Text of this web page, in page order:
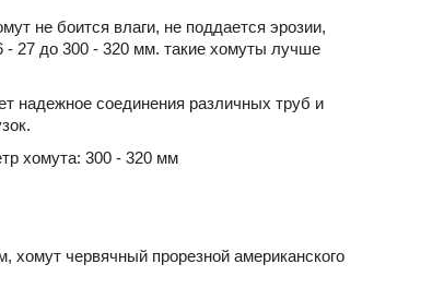
не боится влаги, не поддается эрозии,
- 27 до 300 - 320 мм. такие хомуты лучше
надежное соединения различных труб и
хомута: 300 - 320 мм
червячный прорезной американского